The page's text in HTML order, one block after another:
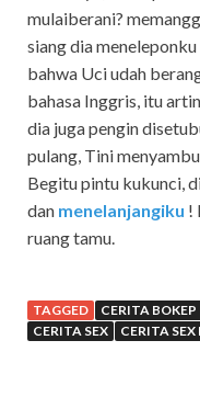
mulaiberani?
siang dia
bahwa Uci udah
bahasa Inggris, itu
dia juga pengin
pulang, Tini
Begitu pintu kukunci,
dan menelanjangiku !
ruang tamu.
TAGGED CERITA BOKEP
CERITA SEX
CERITA